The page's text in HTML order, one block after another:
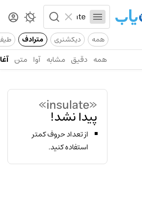
همه دیکشنری مترادف
همه دقیق مشابه آوا متن
«insulate»
پیدا نشد!
از تعداد حروف کمتر
استفاده کنید.